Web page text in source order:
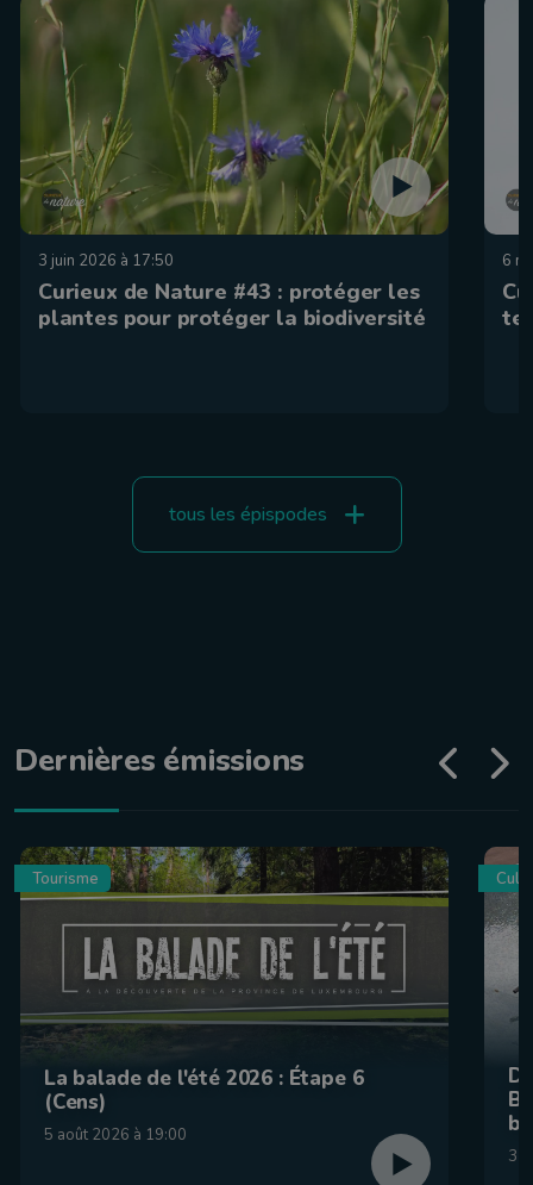
3 juin 2026 à 17:50
Curieux de Nature #43 : protéger les
plantes pour protéger la biodiversité
6
tous les épispodes
Dernières émissions
Tourisme
La balade de l'été 2026 : Étape 6
(Cens)
5 août 2026 à 19:00
31